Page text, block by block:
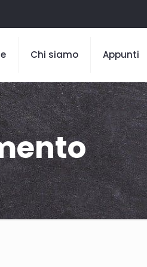
Chi siamo Appunti